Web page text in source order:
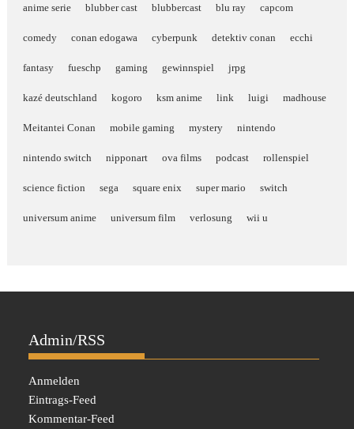
anime serie blubber cast blubbercast blu ray capcom
comedy conan edogawa cyberpunk detektiv conan ecchi
fantasy fueschp gaming gewinnspiel jrpg
kazé deutschland kogoro ksm anime link luigi madhouse
Meitantei Conan mobile gaming mystery nintendo
nintendo switch nipponart ova films podcast rollenspiel
science fiction sega square enix super mario switch
universum anime universum film verlosung wii u
Admin/RSS
Anmelden
Eintrags-Feed
Kommentar-Feed